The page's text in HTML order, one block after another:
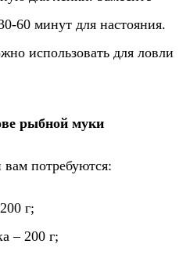
60 минут для настояния.
использовать для ловли
рыбной муки
потребуются:
г;
– 200 г;